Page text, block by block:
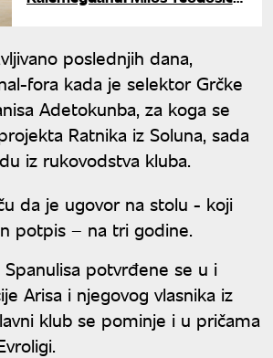
poslednjih dana,
fora kada je selektor Grčke
Adetokunba, za koga se
Ratnika iz Soluna, sada
iz rukovodstva kluba.
da je ugovor na stolu - koji
potpis – na tri godine.
potvrđene se u i
Arisa i njegovog vlasnika iz
klub se pominje i u pričama